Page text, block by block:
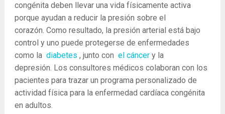
congénita deben llevar una vida físicamente activa
porque ayudan a reducir la presión sobre el
corazón. Como resultado, la presión arterial está bajo
control y uno puede protegerse de enfermedades
como la diabetes , junto con el cáncery la
depresión. Los consultores médicos colaboran con los
pacientes para trazar un programa personalizado de
actividad física para la enfermedad cardíaca congénita
en adultos.